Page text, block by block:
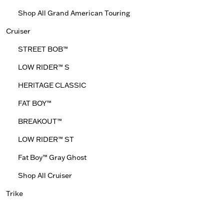
Shop All Grand American Touring
Cruiser
STREET BOB™
LOW RIDER™ S
HERITAGE CLASSIC
FAT BOY™
BREAKOUT™
LOW RIDER™ ST
Fat Boy™ Gray Ghost
Shop All Cruiser
Trike